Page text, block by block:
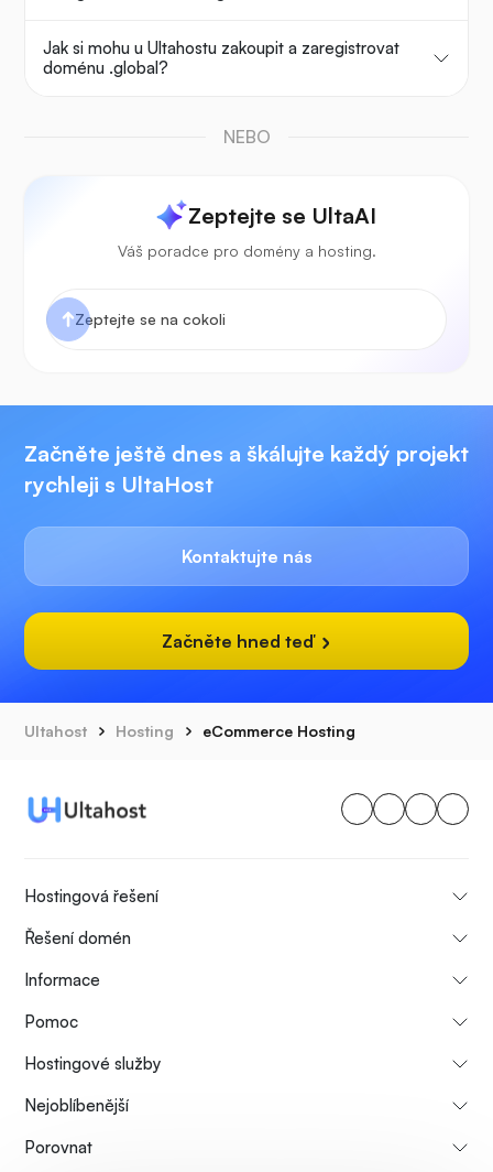
Jak si mohu u Ultahostu zakoupit a zaregistrovat
doménu .global?
NEBO
Zeptejte se UltaAI
Váš poradce pro domény a hosting.
Začněte ještě dnes a škálujte každý projekt
rychleji s UltaHost
Kontaktujte nás
Začněte hned teď
Ultahost Hosting eCommerce Hosting
Hostingová řešení
Řešení domén
Informace
Pomoc
Hostingové služby
Nejoblíbenější
Porovnat